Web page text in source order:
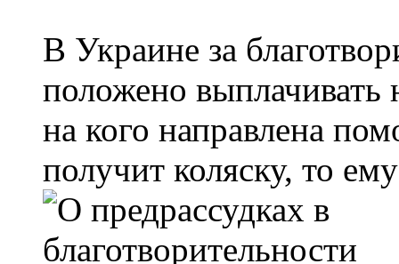
В Украине за
положено выплачивать
на кого направлена
получит коляску, то